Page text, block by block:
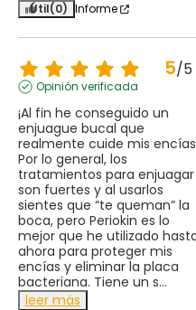
Útil(0) Informe
5/5
Opinión verificada
¡Al fin he conseguido un
enjuague bucal que
realmente cuide mis
Por lo general, los
tratamientos para enjuagar
son fuertes y al usarlos
sientes que “te queman” la
boca, pero Periokin es lo
mejor que he utilizado
ahora para proteger mis
encías y eliminar la placa
bacteriana. Tiene un s...
leer más